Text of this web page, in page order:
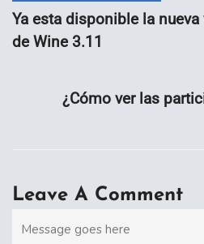
Ya esta disponible la
de Wine 3.11
¿Cómo ver las
Leave A Comment